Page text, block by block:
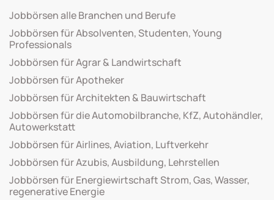
Jobbörsen alle Branchen und Berufe
Jobbörsen für Absolventen, Studenten, Young
Professionals
Jobbörsen für Agrar & Landwirtschaft
Jobbörsen für Apotheker
Jobbörsen für Architekten & Bauwirtschaft
Jobbörsen für die Automobilbranche, KfZ, Autohändler,
Autowerkstatt
Jobbörsen für Airlines, Aviation, Luftverkehr
Jobbörsen für Azubis, Ausbildung, Lehrstellen
Jobbörsen für Energiewirtschaft Strom, Gas, Wasser,
regenerative Energie